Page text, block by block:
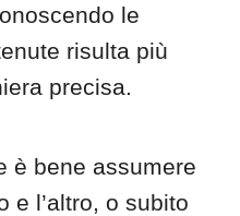
le
risulta più
precisa.
è bene assumere
e l’altro, o subito